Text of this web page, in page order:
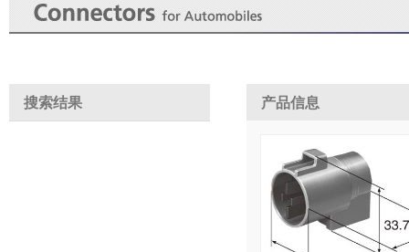
产品信息
搜索结果